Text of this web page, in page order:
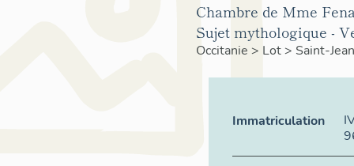
Chambre de Mme
Sujet mythologique -
Occitanie > Lot> Saint-
Immatriculation